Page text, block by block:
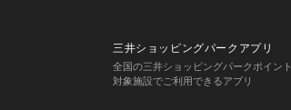
三井ショッピングパークアプリ
全国の三井ショッピングパークポイント
対象施設でご利用できるアプリ